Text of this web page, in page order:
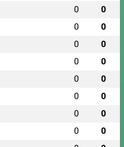
0 0
0 0
0 0
0 0
0 0
0 0
0 0
0 0